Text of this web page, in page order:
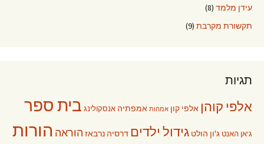
עידן מלמד (8)
תקשורת מקרבת (9)
תגיות
אלפי קוהן אלפי קון אמהות אמפתיה אנסקולינג בית ספר
ג'אן האנט ג'ון הולט גידול ילדים דרסיה נרבאז הוראה הורות